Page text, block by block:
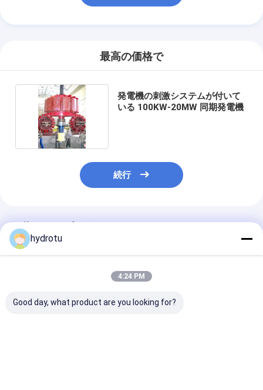
最高の価格で
発電機の刺激システムが付いて
いる 100KW-20MW 同期発電機
続行
推薦されたプロダクト
hydrotu
4:24 PM
Good day, what product are you looking for?